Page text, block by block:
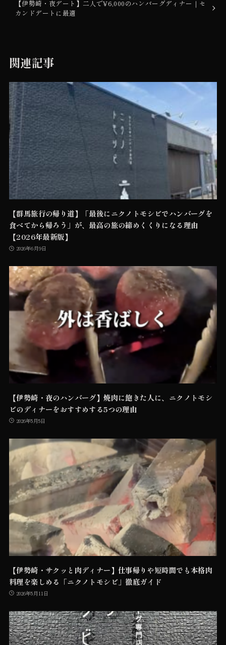
【伊勢崎・夜デート】二人で¥6,000のハンバーグディナー｜セ
カンドデートに最適
関連記事
【群馬旅行の帰り道】「最後にニクノトモシビでハンバーグを
食べてから帰ろう」が、最高の旅の締めくくりになる理由
【2026年最新版】
2026年6月9日
【伊勢崎・夜のハンバーグ】焼肉に飽きた人に、ニクノトモシ
ビのディナーをおすすめする5つの理由
2026年5月5日
【伊勢崎・サクッと肉ディナー】仕事帰りや短時間でも本格肉
料理を楽しめる「ニクノトモシビ」徹底ガイド
2026年5月11日